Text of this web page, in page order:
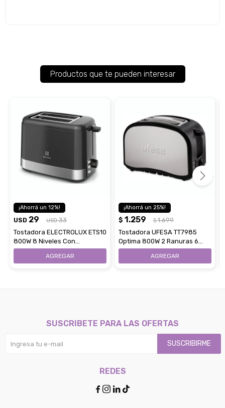
Productos que te pueden interesar
12
USD 29 USD 33
Tostadora ELECTROLUX ETS10
800W 8 Niveles Con
Recolector De Migas
25
$ 1.259 $ 1.699
Tostadora UFESA TT7985
Optima 800W 2 Ranuras 6
Posiciones De Tostado
SUSCRIBETE PARA LAS OFERTAS
SUSCRIBIRME
REDES
   